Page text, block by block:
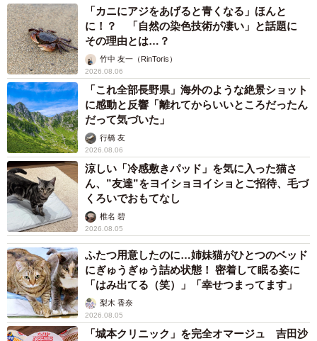
「カニにアジをあげると青くなる」ほんと
に！？ 「自然の染色技術が凄い」と話題に
その理由とは…？
竹中 友一（RinToris）
2026.08.06
「これ全部長野県」海外のような絶景ショット
に感動と反響「離れてからいいところだったん
だって気づいた」
行橋 友
2026.08.06
涼しい「冷感敷きパッド」を気に入った猫さ
ん、”友達”をヨイショヨイショとご招待、毛づ
くろいでおもてなし
椎名 碧
2026.08.05
ふたつ用意したのに…姉妹猫がひとつのベッド
にぎゅうぎゅう詰め状態！ 密着して眠る姿に
「はみ出てる（笑）」「幸せつまってます」
梨木 香奈
2026.08.05
「城本クリニック」を完全オマージュ 吉田沙